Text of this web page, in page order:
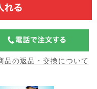
品の返品・交換について